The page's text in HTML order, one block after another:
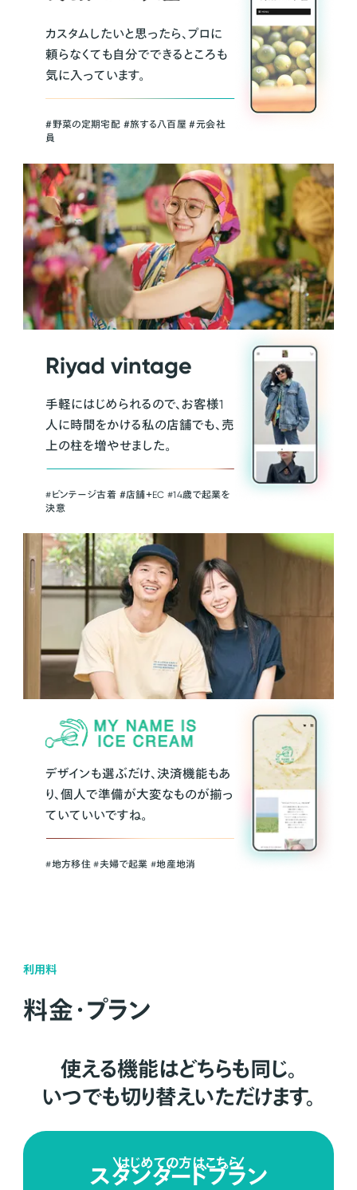
カスタムしたいと思ったら、プロに
頼らなくても自分でできるところも
気に入っています。
＃野菜の定期宅配 ＃旅する八百屋 ＃元会社
員
Riyad vintage
手軽にはじめられるので、お客様1
人に時間をかける私の店舗でも、売
上の柱を増やせました。
#ビンテージ古着 ＃店舗＋EC #14歳で起業を
決意
デザインも選ぶだけ、決済機能もあ
り、個人で準備が大変なものが揃っ
ていていいですね。
#地方移住 #夫婦で起業 #地産地消
利用料
料金・プラン
使える機能はどちらも同じ。
いつでも切り替えいただけます。
はじめての方はこちら
スタンダードプラン